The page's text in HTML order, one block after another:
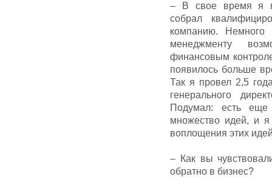
– В свое время я
собрал
компанию. Немного
менеджменту
финансовым
появилось больше
Так я провел 2,5
генерального
Подумал: есть
множество идей, и я
воплощения этих
– Как вы
обратно в бизнес?